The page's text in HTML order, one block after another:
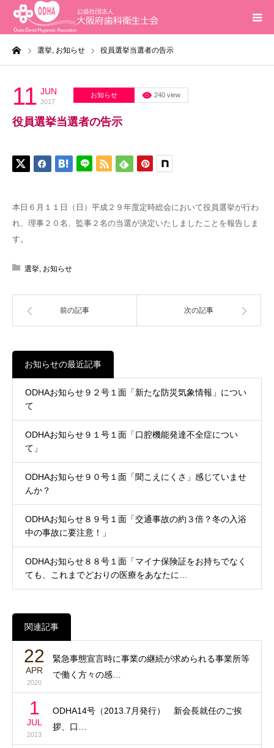
選挙, お知らせ 役員選挙当選者の告示
11 JUN
2017
お知らせ 240 view
役員選挙当選者の告示
本日６月１１日（日）平成２９年度定時総会において役員選挙が行わ
れ、理事２０名、監事２名の当選が決定いたしましたことを報告しま
す。
選挙 お知らせ
前の記事 次の記事
お知らせの最近記事
ODHAお知らせ９２号１面「新たな防災気象情報」につい
て
ODHAお知らせ９１号１面「口腔機能発達不全症につい
て」
ODHAお知らせ９０号１面「聞こえにくさ」感じていませ
んか？
ODHAお知らせ８９号１面「交通事故の約３倍？冬の入浴
中の事故に要注意！」
ODHAお知らせ８８号１面「マイナ保険証をお持ちでなく
ても、これまでどおりの医療をあなたに…
関連記事
22
APR
2020
緊急事態宣言時に事業の継続が求められる事業所等
で働く方々の感…
1
JUL
2013
ODHA14号（2013.7月発行） 新会長就任のご挨
拶、口…
ホーム
インフォメーション
入会案内
活動報告
求人